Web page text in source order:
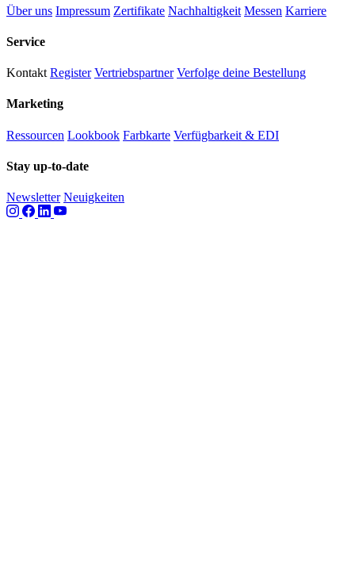
Über uns Impressum Zertifikate Nachhaltigkeit Messen Karriere
Service
Kontakt Register Vertriebspartner Verfolge deine Bestellung
Marketing
Ressourcen Lookbook Farbkarte Verfügbarkeit & EDI
Stay up-to-date
Newsletter Neuigkeiten